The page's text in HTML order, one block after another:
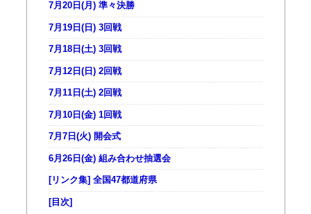
7月20日(月) 準々決勝
7月19日(日) 3回戦
7月18日(土) 3回戦
7月12日(日) 2回戦
7月11日(土) 2回戦
7月10日(金) 1回戦
7月7日(火) 開会式
6月26日(金) 組み合わせ抽選会
[リンク集] 全国47都道府県
[目次]